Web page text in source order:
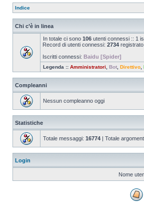
Indice
Chi c’è in linea
In totale ci sono 106 utenti connessi :: 1
Record di utenti connessi: 2734
Iscritti connessi: Baidu [Spider]
Legenda :: Amministratori Bot Direttivo
Compleanni
Nessun compleanno oggi
Statistiche
Totale messaggi: 16774 | Totale
Login
Nome